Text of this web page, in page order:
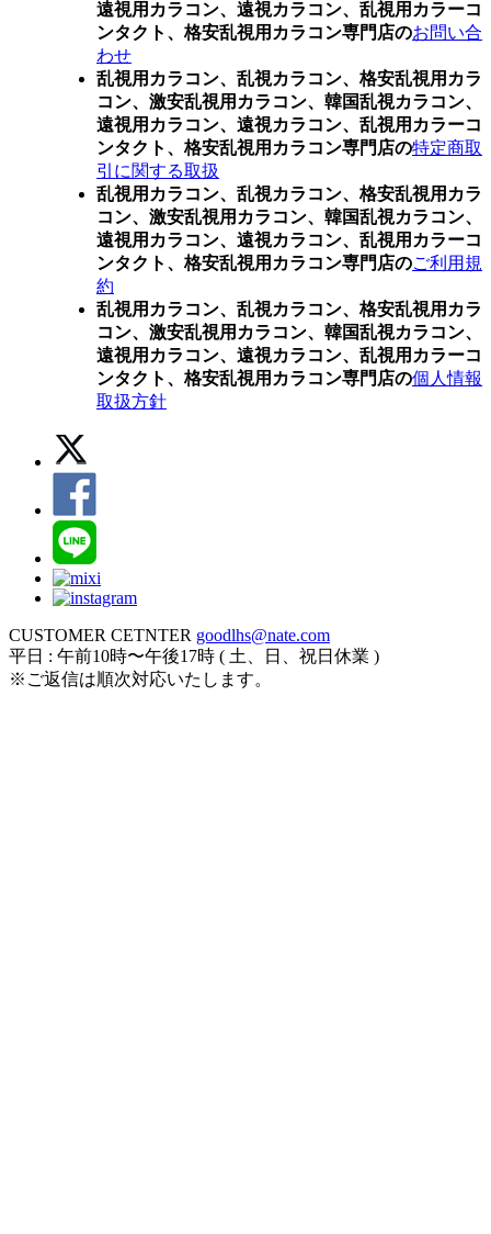
遠視用カラコン、遠視カラコン、乱視用カラーコ
ンタクト、格安乱視用カラコン専門店のお問い合
わせ
乱視用カラコン、乱視カラコン、格安乱視用カラ
コン、激安乱視用カラコン、韓国乱視カラコン、
遠視用カラコン、遠視カラコン、乱視用カラーコ
ンタクト、格安乱視用カラコン専門店の特定商取
引に関する取扱
乱視用カラコン、乱視カラコン、格安乱視用カラ
コン、激安乱視用カラコン、韓国乱視カラコン、
遠視用カラコン、遠視カラコン、乱視用カラーコ
ンタクト、格安乱視用カラコン専門店のご利用規
約
乱視用カラコン、乱視カラコン、格安乱視用カラ
コン、激安乱視用カラコン、韓国乱視カラコン、
遠視用カラコン、遠視カラコン、乱視用カラーコ
ンタクト、格安乱視用カラコン専門店の個人情報
取扱方針
CUSTOMER CETNTER goodlhs@nate.com
平日 : 午前10時〜午後17時 ( 土、日、祝日休業 )
※ご返信は順次対応いたします。